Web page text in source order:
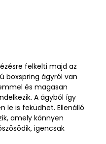
felkelti majd az
boxspring ágyról van
és magasan
A ágyból így
le is feküdhet. Ellenálló
amely könnyen
igencsak